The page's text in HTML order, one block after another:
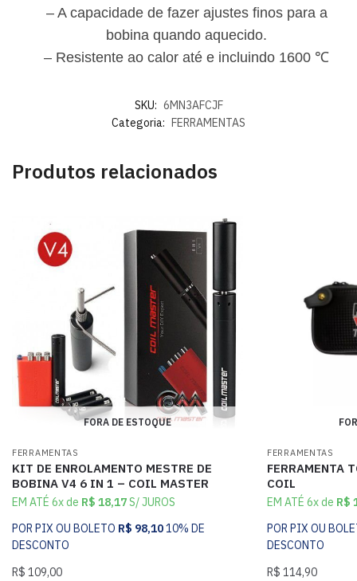
– A capacidade de fazer ajustes finos para a
bobina quando aquecido.
– Resistente ao calor até e incluindo 1600 ℃
SKU: 6MN3AFCJF
Categoria: FERRAMENTAS
Produtos relacionados
FORA DE ESTOQUE
FERRAMENTAS
KIT DE ENROLAMENTO MESTRE DE
BOBINA V4 6 IN 1 – COIL MASTER
EM ATÉ 6x de R$ 18,17S/ JUROS
POR PIX OU BOLETO R$ 98,1010% DE
DESCONTO
R$ 109,00
FERRAMENTAS
FERRAMENTA
COIL
EM ATÉ 6x de R$
POR PIX OU
DESCONTO
R$ 114,90